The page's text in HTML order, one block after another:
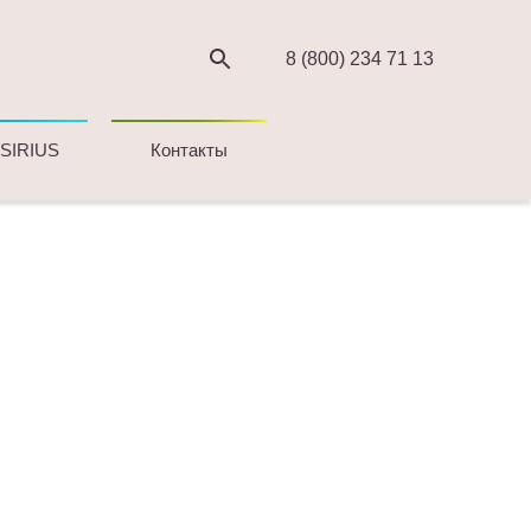
8 (800) 234 71 13
Контакты